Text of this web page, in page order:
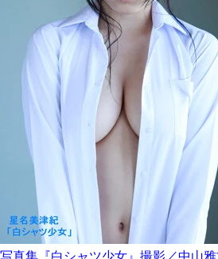
写真集『白シャツ少女』撮影／中山